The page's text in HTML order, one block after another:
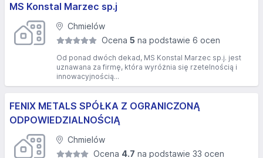
MS Konstal Marzec sp.j
Chmielów
Ocena 5 na podstawie 6 ocen
Od ponad dwóch dekad, MS Konstal Marzec sp.j. jest
uznawana za firmę, która wyróżnia się rzetelnością i
innowacyjnością...
FENIX METALS SPÓŁKA Z OGRANICZONĄ
ODPOWIEDZIALNOŚCIĄ
Chmielów
Ocena 4.7 na podstawie 33 ocen